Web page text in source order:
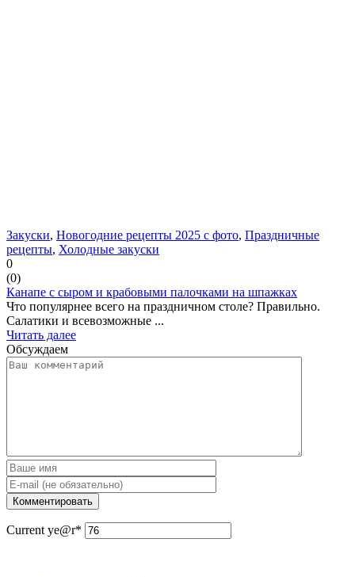
Закуски, Новогодние рецепты 2025 с фото, Праздничные
рецепты, Холодные закуски
0
(0)
Канапе с сыром и крабовыми палочками на шпажках
Что популярнее всего на праздничном столе? Правильно.
Салатики и всевозможные ...
Читать далее
Обсуждаем
Current ye@r*